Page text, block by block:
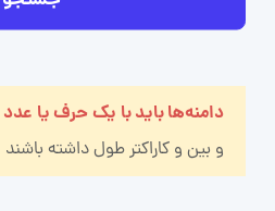
دامنه‌ها باید با یک حرف یا
و بین و کاراکتر طول داشته باشند